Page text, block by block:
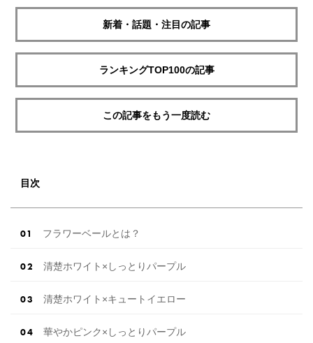
新着・話題・注目の記事
ランキングTOP100の記事
この記事をもう一度読む
目次
フラワーベールとは？
清楚ホワイト×しっとりパープル
清楚ホワイト×キュートイエロー
華やかピンク×しっとりパープル